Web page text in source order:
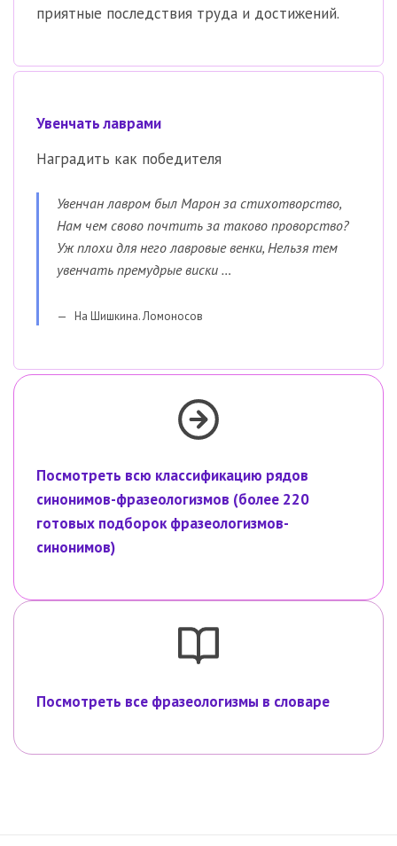
приятные последствия труда и достижений.
Увенчать лаврами
Наградить как победителя
Увенчан лавром был Марон за стихотворство,
Нам чем свово почтить за таково проворство?
Уж плохи для него лавровые венки, Нельзя тем
увенчать премудрые виски …
На Шишкина. Ломоносов
Посмотреть всю классификацию рядов
синонимов-фразеологизмов (более 220
готовых подборок фразеологизмов-
синонимов)
Посмотреть все фразеологизмы в словаре